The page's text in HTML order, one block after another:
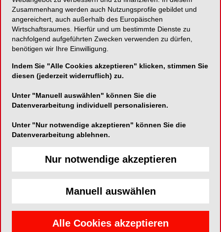
ECO II D
Zentraler Amalgamabscheider
METASYS Medizintechnik GmbH
Florianistraße 3
6063 Rum bei Innsbruck, Österreich
Telefon:
0043-512-205420
Fax:
0043-512-205420 7
Website:
http://www.metasys.com/
Zusammenhang werden auch Nutzungsprofile gebildet und
angereichert, auch außerhalb des Europäischen
Wirtschaftsraumes. Hierfür und um bestimmte Dienste zu
nachfolgend aufgeführten Zwecken verwenden zu dürfen,
benötigen wir Ihre Einwilligung.
Indem Sie "Alle Cookies akzeptieren" klicken, stimmen Sie
diesen (jederzeit widerruflich) zu.
Unter "Manuell auswählen" können Sie die
Datenverarbeitung individuell personalisieren.
Unter "Nur notwendige akzeptieren" können Sie die
Datenverarbeitung ablehnen.
Nur notwendige akzeptieren
Manuell auswählen
Alle Cookies akzeptieren